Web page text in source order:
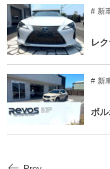
新
レ
新
ボ